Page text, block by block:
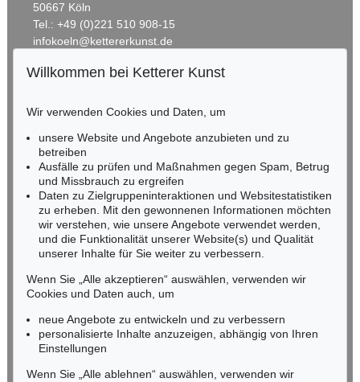
Auktion 405 - Lot 15
Ergebnis:€ 114.000
Auktion 445 - Lot 8
Liber chronicarum. 1493, 1493
Ergebnis:€ 60.000
50667 Köln
Tel.: +49 (0)221 510 908-15
infokoeln@kettererkunst.de
RHEINLAND-PFALZ
Miriam Heß
Tel.: +49 (0)62 21 58 80-038
Fax: +49 (0)62 21 58 80-595
infoheidelberg@kettererkunst.de
NORDDEUTSCHLAND
Nico Kassel, M.A.
Tel.: +49 (0)89 55244-164
Mobil: +49 (0)171 8618661
n.kassel@kettererkunst.de
Keine Auktion mehr verpassen!
Wir informieren Sie rechtzeitig.
Willkommen bei Ketterer Kunst
Wir verwenden Cookies und Daten, um
unsere Website und Angebote anzubieten und zu
betreiben
Ausfälle zu prüfen und Maßnahmen gegen Spam, Betrug
und Missbrauch zu ergreifen
Daten zu Zielgruppeninteraktionen und Websitestatistiken
zu erheben. Mit den gewonnenen Informationen möchten
wir verstehen, wie unsere Angebote verwendet werden,
und die Funktionalität unserer Website(s) und Qualität
unserer Inhalte für Sie weiter zu verbessern.
Wenn Sie „Alle akzeptieren“ auswählen, verwenden wir
Cookies und Daten auch, um
neue Angebote zu entwickeln und zu verbessern
personalisierte Inhalte anzuzeigen, abhängig von Ihren
Einstellungen
Wenn Sie „Alle ablehnen“ auswählen, verwenden wir